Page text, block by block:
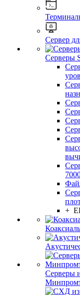
Сервер
Серверы
+
Серверы